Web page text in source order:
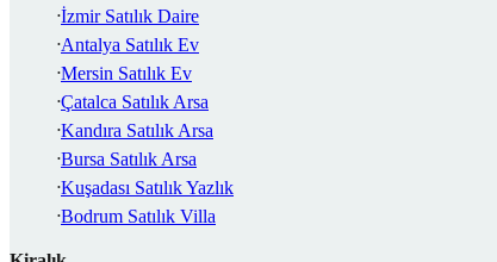
İzmir Satılık Daire
Antalya Satılık Ev
Mersin Satılık Ev
Çatalca Satılık Arsa
Kandıra Satılık Arsa
Bursa Satılık Arsa
Kuşadası Satılık Yazlık
Bodrum Satılık Villa